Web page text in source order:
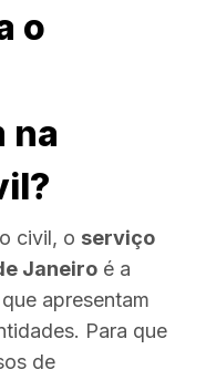
o
na
civil, o serviço
Janeiro é a
apresentam
Para que
de